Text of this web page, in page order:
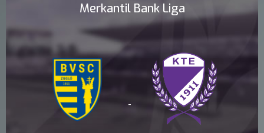
Merkantil Bank Liga
-